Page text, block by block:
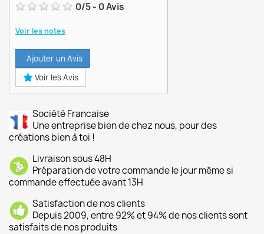
0/5- 0Avis
Voir les notes
Ajouter un Avis
Voir les Avis
Société Francaise
Une entreprise bien de chez nous, pour des
créations bien à toi !
Livraison sous 48H
Préparation de votre commande le jour même si
commande effectuée avant 13H
Satisfaction de nos clients
Depuis 2009, entre 92% et 94% de nos clients sont
satisfaits de nos produits